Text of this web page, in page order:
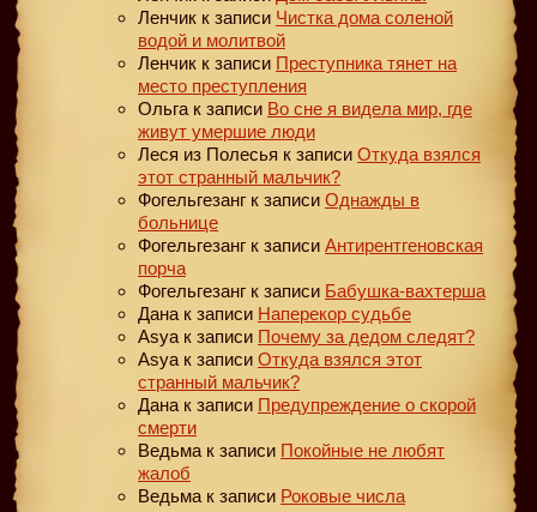
Ленчик к записи Чистка дома соленой
водой и молитвой
Ленчик к записи Преступника тянет на
место преступления
Ольга к записи Во сне я видела мир, где
живут умершие люди
Леся из Полесья к записи Откуда взялся
этот странный мальчик?
Фогельгезанг к записи Однажды в
больнице
Фогельгезанг к записи Антирентгеновская
порча
Фогельгезанг к записи Бабушка-вахтерша
Дана к записи Наперекор судьбе
Asya к записи Почему за дедом следят?
Asya к записи Откуда взялся этот
странный мальчик?
Дана к записи Предупреждение о скорой
смерти
Ведьма к записи Покойные не любят
жалоб
Ведьма к записи Роковые числа